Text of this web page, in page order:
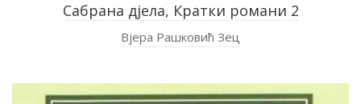
Сабрана дјела, Кратки романи 2
Вјера Рашковић Зец